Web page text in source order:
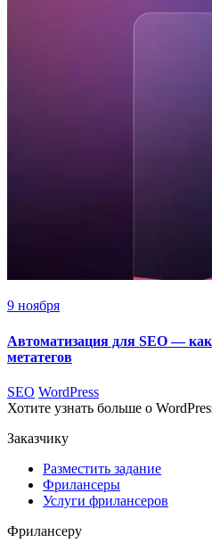
9 ноября
Автоматизация для SEO — как
метатегов
SEO WordPress
Хотите узнать больше о
Заказчику
Разместить задание
Фрилансеры
Услуги фрилансеров
Фрилансеру